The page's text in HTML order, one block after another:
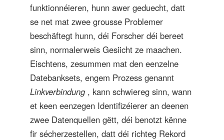
funktionnéieren, hunn awer geduecht, datt
se net mat zwee grousse Problemer
beschäftegt hunn, déi Forscher déi bereet
sinn, normalerweis Gesiicht ze maachen.
Eischtens, zesummen mat den eenzelne
Datebanksets, engem Prozess genannt
Linkverbindung , kann schwiereg sinn, wann
et keen eenzegen Identifizéierer an deenen
zwee Datenquellen gëtt, déi benotzt kënne
fir sécherzestellen, datt déi richteg Rekord